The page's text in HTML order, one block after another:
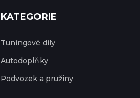
KATEGORIE
Tuningové díly
Autodoplňky
Podvozek a pružiny